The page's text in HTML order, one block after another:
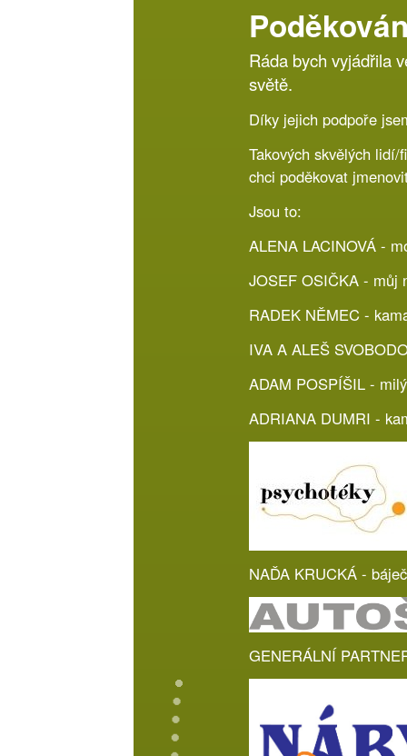
Ráda bych vyjádřila
světě.
Díky jejich podpoře
Takových skvělých
chci poděkovat
Jsou to:
ALENA LACINOVÁ -
JOSEF OSIČKA - můj
RADEK NĚMEC -
IVA A ALEŠ
ADAM POSPÍŠIL -
ADRIANA DUMRI -
NAĎA KRUCKÁ -
GENERÁLNÍ